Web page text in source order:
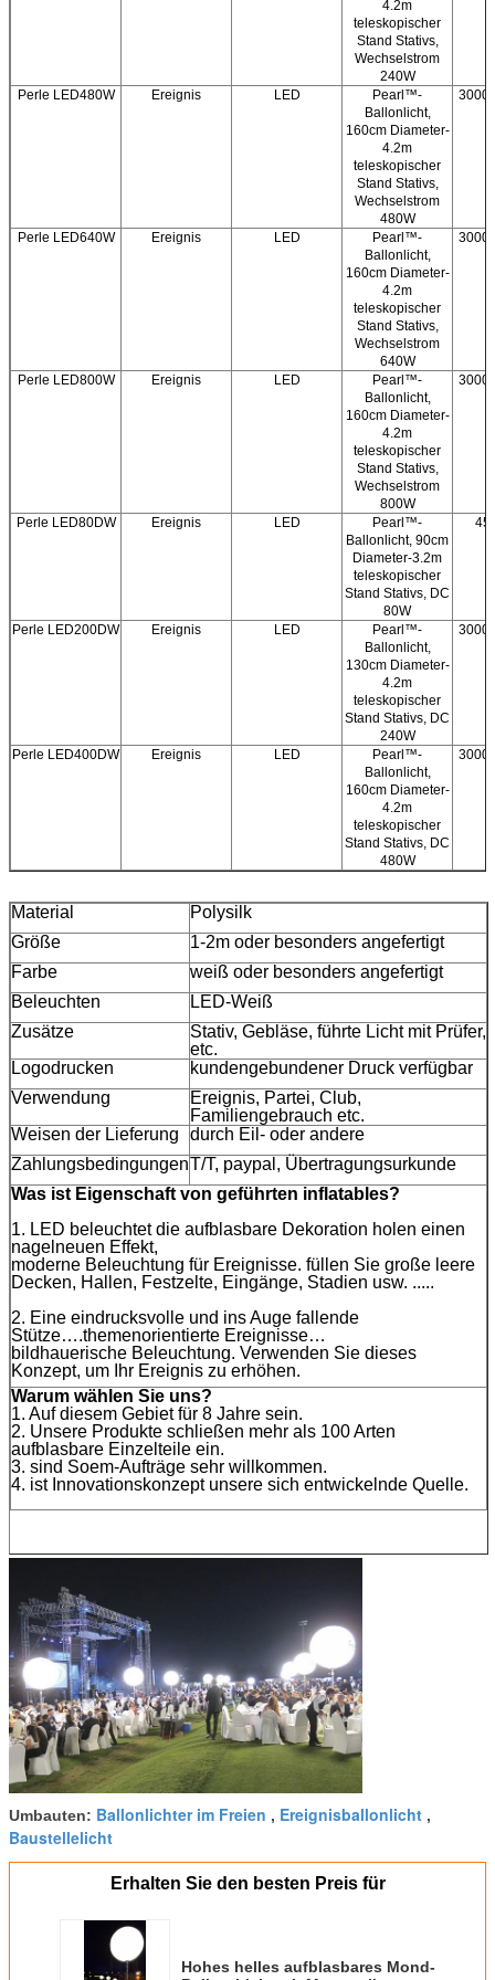
4.2m
teleskopischer
Stand Stativs,
Wechselstrom
240W
Perle LED480W
Ereignis LED
Pearl™-
Ballonlicht,
160cm Diameter-
4.2m
teleskopischer
Stand Stativs,
Wechselstrom
480W
Perle LED640W Ereignis LED
Pearl™-
Ballonlicht,
160cm Diameter-
4.2m
teleskopischer
Stand Stativs,
Wechselstrom
640W
Perle LED800W Ereignis LED
Pearl™-
Ballonlicht,
160cm Diameter-
4.2m
teleskopischer
Stand Stativs,
Wechselstrom
800W
Perle LED80DW Ereignis LED
Pearl™-
Ballonlicht, 90cm
Diameter-3.2m
teleskopischer
Stand Stativs, DC
80W
Perle LED200DW Ereignis LED
Pearl™-
Ballonlicht,
130cm Diameter-
4.2m
teleskopischer
Stand Stativs, DC
240W
Perle LED400DW Ereignis LED
Pearl™-
Ballonlicht,
160cm Diameter-
4.2m
teleskopischer
Stand Stativs, DC
480W
Material
Polysilk
Größe
1-2m oder besonders angefertigt
Farbe
weiß oder besonders angefertigt
Beleuchten
LED-Weiß
Zusätze
Stativ, Gebläse, führte Licht mit Prüfer,
etc.
Logodrucken
kundengebundener Druck verfügbar
Verwendung
Ereignis, Partei, Club,
Familiengebrauch etc.
Weisen der Lieferung
durch Eil- oder andere
ZahlungsbedingungenT/T, paypal, Übertragungsurkunde
Was ist Eigenschaft von geführten inflatables?
1. LED beleuchtet die aufblasbare Dekoration holen einen
nagelneuen Effekt,
moderne Beleuchtung für Ereignisse. füllen Sie große leere
Decken, Hallen, Festzelte, Eingänge, Stadien usw. .....
2. Eine eindrucksvolle und ins Auge fallende
Stütze….themenorientierte Ereignisse…
bildhauerische Beleuchtung. Verwenden Sie dieses
Konzept, um Ihr Ereignis zu erhöhen.
Warum wählen Sie uns?
1. Auf diesem Gebiet für 8 Jahre sein.
2. Unsere Produkte schließen mehr als 100 Arten
aufblasbare Einzelteile ein.
3. sind Soem-Aufträge sehr willkommen.
4. ist Innovationskonzept unsere sich entwickelnde Quelle.
Umbauten: Ballonlichter im Freien , Ereignisballonlicht ,
Baustellelicht
Erhalten Sie den besten Preis für
Hohes helles aufblasbares Mond-